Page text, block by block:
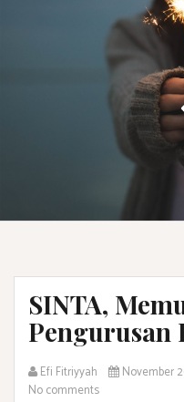
SINTA,
Pengurusan
Efi Fitriyyah November
No comments